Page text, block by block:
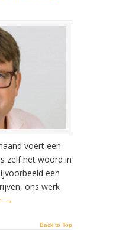
voert een
zelf het woord in
een
ons werk
→
Back to Top